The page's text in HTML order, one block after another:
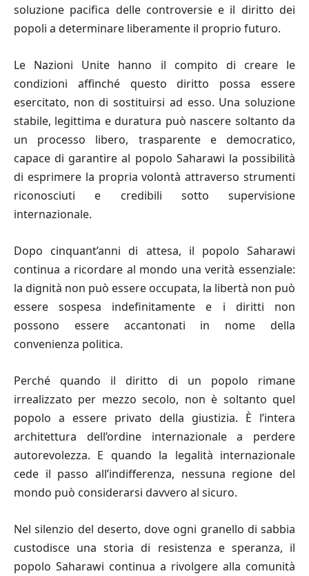
soluzione pacifica delle controversie e il diritto dei
popoli a determinare liberamente il proprio futuro.
Le Nazioni Unite hanno il compito di creare le
condizioni affinché questo diritto possa essere
esercitato, non di sostituirsi ad esso. Una soluzione
stabile, legittima e duratura può nascere soltanto da
un processo libero, trasparente e democratico,
capace di garantire al popolo Saharawi la possibilità
di esprimere la propria volontà attraverso strumenti
riconosciuti e credibili sotto supervisione
internazionale.
Dopo cinquant’anni di attesa, il popolo Saharawi
continua a ricordare al mondo una verità essenziale:
la dignità non può essere occupata, la libertà non può
essere sospesa indefinitamente e i diritti non
possono essere accantonati in nome della
convenienza politica.
Perché quando il diritto di un popolo rimane
irrealizzato per mezzo secolo, non è soltanto quel
popolo a essere privato della giustizia. È l’intera
architettura dell’ordine internazionale a perdere
autorevolezza. E quando la legalità internazionale
cede il passo all’indifferenza, nessuna regione del
mondo può considerarsi davvero al sicuro.
Nel silenzio del deserto, dove ogni granello di sabbia
custodisce una storia di resistenza e speranza, il
popolo Saharawi continua a rivolgere alla comunità